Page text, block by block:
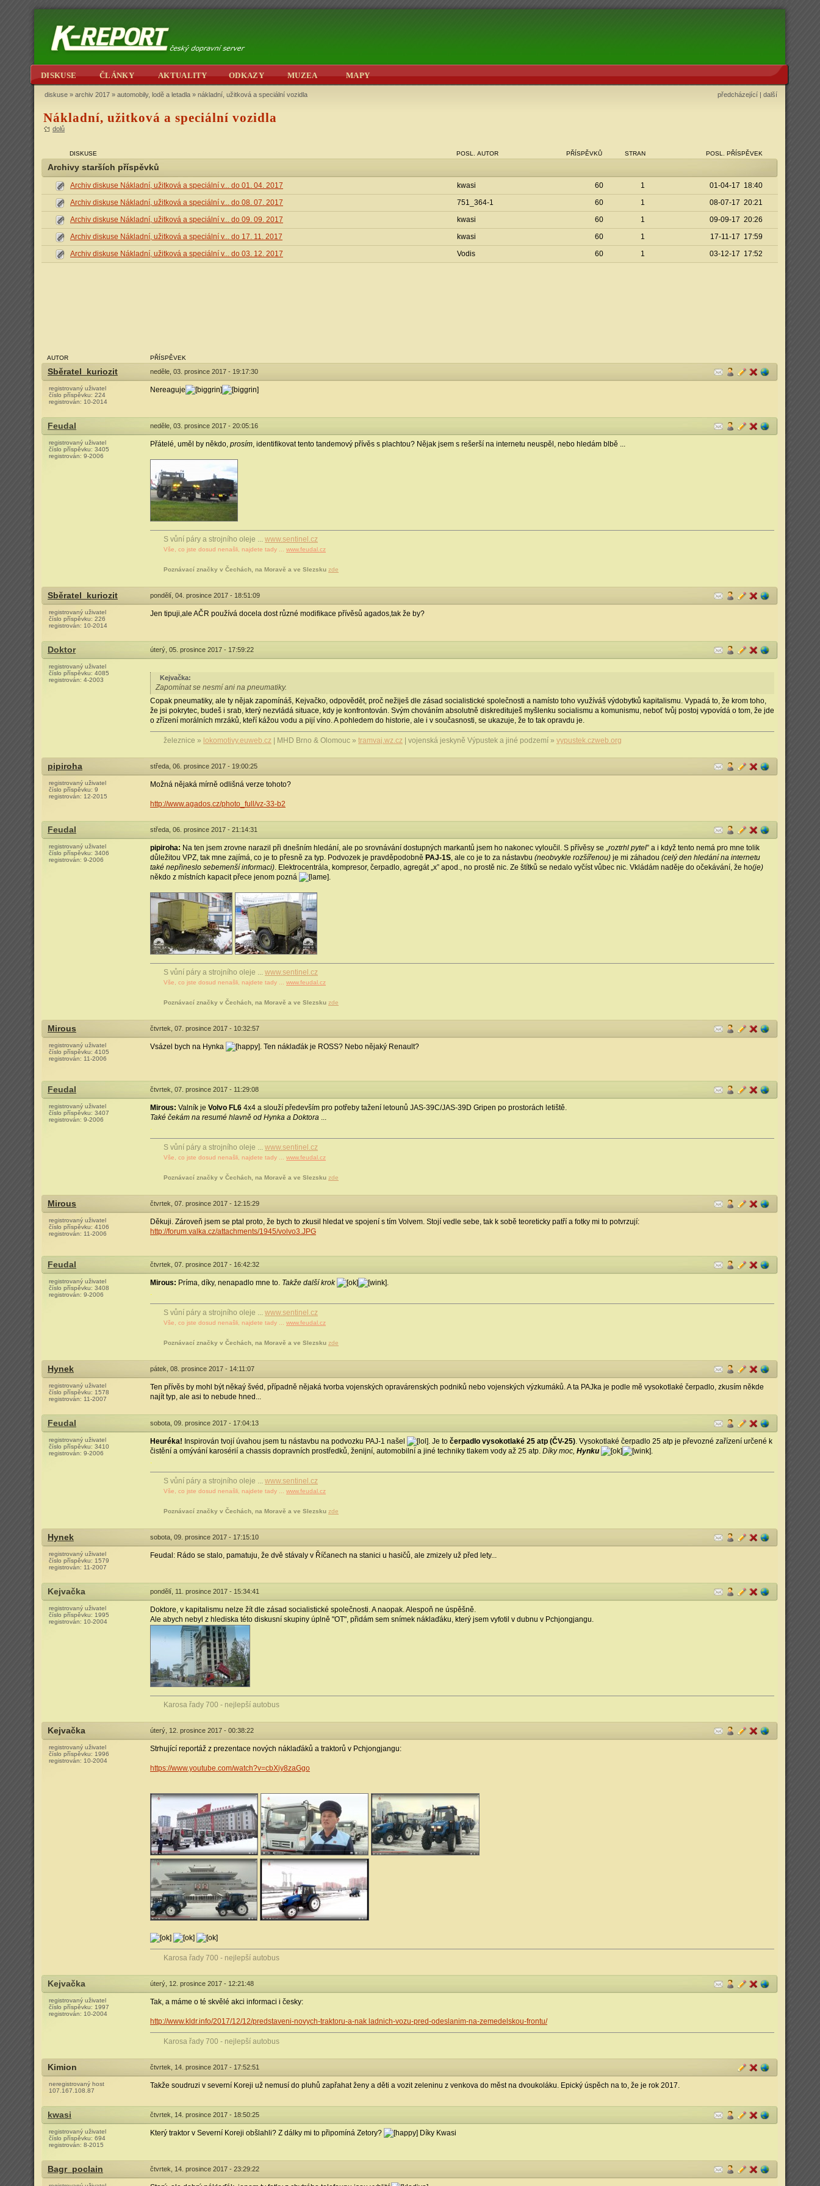
DISKUSE ČLÁNKY AKTUALITY ODKAZY MUZEA MAPY
diskuse » archiv 2017 » automobily, lodě a letadla » nákladní, užitková a speciální vozidla předcházející | další
Nákladní, užitková a speciální vozidla
dolů
DISKUSE POSL. AUTOR PŘÍSPĚVKŮ STRAN POSL. PŘÍSPĚVEK
Archivy starších příspěvků
Archiv diskuse Nákladní, užitková a speciální v... do 01. 04. 2017 kwasi 60 1
01-04-17 18:40
Archiv diskuse Nákladní, užitková a speciální v... do 08. 07. 2017
751_364-1 60 1
08-07-17 20:21
Archiv diskuse Nákladní, užitková a speciální v... do 09. 09. 2017
kwasi 60 1
09-09-17 20:26
Archiv diskuse Nákladní, užitková a speciální v... do 17. 11. 2017
kwasi 60 1
17-11-17 17:59
Archiv diskuse Nákladní, užitková a speciální v... do 03. 12. 2017
Vodis 60 1 03-12-17 17:52
AUTOR PŘÍSPĚVEK
Sběratel_kuriozit neděle, 03. prosince 2017 - 19:17:30
registrovaný uživatel
číslo příspěvku: 224
registrován: 10-2014
Nereaguje
Feudal neděle, 03. prosince 2017 - 20:05:16
registrovaný uživatel
číslo příspěvku: 3405
registrován: 9-2006
Přátelé, uměl by někdo, prosím, identifikovat tento tandemový přívěs s plachtou? Nějak jsem s rešerší na internetu neuspěl, nebo hledám blbě ...
S vůní páry a strojního oleje ... www.sentinel.cz
Vše, co jste dosud nenašli, najdete tady ... www.feudal.cz
Poznávací značky v Čechách, na Moravě a ve Slezsku zde
Sběratel_kuriozit pondělí, 04. prosince 2017 - 18:51:09
registrovaný uživatel
číslo příspěvku: 226
registrován: 10-2014
Jen tipuji,ale AČR používá docela dost různé modifikace přívěsů agados,tak že by?
Doktor úterý, 05. prosince 2017 - 17:59:22
registrovaný uživatel
číslo příspěvku: 4085
registrován: 4-2003 Kejvačka:
Zapomínat se nesmí ani na pneumatiky.
Copak pneumatiky, ale ty nějak zapomínáš, Kejvačko, odpovědět, proč nežiješ dle zásad socialistické společnosti a namísto toho využíváš výdobytků kapitalismu. Vypadá to, že krom toho,
že jsi pokrytec, budeš i srab, který nezvládá situace, kdy je konfrontován. Svým chováním absolutně diskredituješ myšlenku socialismu a komunismu, neboť tvůj postoj vypovídá o tom, že jde
o zřízení morálních mrzáků, kteří kážou vodu a pijí víno. A pohledem do historie, ale i v současnosti, se ukazuje, že to tak opravdu je.
železnice » lokomotivy.euweb.cz | MHD Brno & Olomouc » tramvaj.wz.cz | vojenská jeskyně Výpustek a jiné podzemí » vypustek.czweb.org
pipiroha středa, 06. prosince 2017 - 19:00:25
registrovaný uživatel
číslo příspěvku: 9
registrován: 12-2015
Možná nějaká mírně odlišná verze tohoto?
http://www.agados.cz/photo_full/vz-33-b2
Feudal středa, 06. prosince 2017 - 21:14:31
registrovaný uživatel
číslo příspěvku: 3406
registrován: 9-2006
pipiroha: Na ten jsem zrovne narazil při dnešním hledání, ale po srovnávání dostupných markantů jsem ho nakonec vyloučil. S přívěsy se „roztrhl pytel” a i když tento nemá pro mne tolik
důležitou VPZ, tak mne zajímá, co je to přesně za typ. Podvozek je pravděpodobně PAJ-1S, ale co je to za nástavbu (neobvykle rozšířenou) je mi záhadou (celý den hledání na internetu
také nepřineslo sebemenší informaci). Elektrocentrála, kompresor, čerpadlo, agregát „x” apod., no prostě nic. Ze štítků se nedalo vyčíst vůbec nic. Vkládám naděje do očekávání, že ho(je)
někdo z místních kapacit přece jenom pozná
.
S vůní páry a strojního oleje ... www.sentinel.cz
Vše, co jste dosud nenašli, najdete tady ... www.feudal.cz
Poznávací značky v Čechách, na Moravě a ve Slezsku zde
Mirous čtvrtek, 07. prosince 2017 - 10:32:57
registrovaný uživatel
číslo příspěvku: 4105
registrován: 11-2006
Vsázel bych na Hynka . Ten náklaďák je ROSS? Nebo nějaký Renault?
Feudal čtvrtek, 07. prosince 2017 - 11:29:08
registrovaný uživatel
číslo příspěvku: 3407
registrován: 9-2006
Mirous: Valník je Volvo FL6 4x4 a slouží především pro potřeby tažení letounů JAS-39C/JAS-39D Gripen po prostorách letiště.
Také čekám na resumé hlavně od Hynka a Doktora ...
.
S vůní páry a strojního oleje ... www.sentinel.cz
Vše, co jste dosud nenašli, najdete tady ... www.feudal.cz
Poznávací značky v Čechách, na Moravě a ve Slezsku zde
Mirous čtvrtek, 07. prosince 2017 - 12:15:29
registrovaný uživatel
číslo příspěvku: 4106
registrován: 11-2006
Děkuji. Zároveň jsem se ptal proto, že bych to zkusil hledat ve spojení s tím Volvem. Stojí vedle sebe, tak k sobě teoreticky patří a fotky mi to potvrzují:
http://forum.valka.cz/attachments/1945/volvo3.JPG
Feudal čtvrtek, 07. prosince 2017 - 16:42:32
registrovaný uživatel
číslo příspěvku: 3408
registrován: 9-2006
Mirous: Príma, díky, nenapadlo mne to. Takže další krok
.
.
S vůní páry a strojního oleje ... www.sentinel.cz
Vše, co jste dosud nenašli, najdete tady ... www.feudal.cz
Poznávací značky v Čechách, na Moravě a ve Slezsku zde
Hynek pátek, 08. prosince 2017 - 14:11:07
registrovaný uživatel
číslo příspěvku: 1578
registrován: 11-2007
Ten přívěs by mohl být někaý švéd, případně nějaká tvorba vojenských opravárenských podniků nebo vojenských výzkumáků. A ta PAJka je podle mě vysokotlaké čerpadlo, zkusím někde
najít typ, ale asi to nebude hned...
Feudal sobota, 09. prosince 2017 - 17:04:13
registrovaný uživatel
číslo příspěvku: 3410
registrován: 9-2006
Heuréka! Inspirován tvojí úvahou jsem tu nástavbu na podvozku PAJ-1 našel . Je to čerpadlo vysokotlaké 25 atp (ČV-25). Vysokotlaké čerpadlo 25 atp je převozné zařízení určené k
čistění a omývání karosérií a chassis dopravních prostředků, ženijní, automobilní a jiné techniky tlakem vody až 25 atp. Díky moc, Hynku
.
.
S vůní páry a strojního oleje ... www.sentinel.cz
Vše, co jste dosud nenašli, najdete tady ... www.feudal.cz
Poznávací značky v Čechách, na Moravě a ve Slezsku zde
Hynek sobota, 09. prosince 2017 - 17:15:10
registrovaný uživatel
číslo příspěvku: 1579
registrován: 11-2007
Feudal: Rádo se stalo, pamatuju, že dvě stávaly v Říčanech na stanici u hasičů, ale zmizely už před lety...
Kejvačka pondělí, 11. prosince 2017 - 15:34:41
registrovaný uživatel
číslo příspěvku: 1995
registrován: 10-2004
Doktore, v kapitalismu nelze žít dle zásad socialistické společnosti. A naopak. Alespoň ne úspěšně.
Ale abych nebyl z hlediska této diskusní skupiny úplně "OT", přidám sem snímek náklaďáku, který jsem vyfotil v dubnu v Pchjongjangu.
Karosa řady 700 - nejlepší autobus
Kejvačka úterý, 12. prosince 2017 - 00:38:22
registrovaný uživatel
číslo příspěvku: 1996
registrován: 10-2004
Strhující reportáž z prezentace nových náklaďáků a traktorů v Pchjongjangu:
https://www.youtube.com/watch?v=cbXiy8zaGgo
Karosa řady 700 - nejlepší autobus
Kejvačka úterý, 12. prosince 2017 - 12:21:48
registrovaný uživatel
číslo příspěvku: 1997
registrován: 10-2004
Tak, a máme o té skvělé akci informaci i česky:
http://www.kldr.info/2017/12/12/predstaveni-novych-traktoru-a-nak ladnich-vozu-pred-odeslanim-na-zemedelskou-frontu/
Karosa řady 700 - nejlepší autobus
Kimion čtvrtek, 14. prosince 2017 - 17:52:51
neregistrovaný host
107.167.108.87
Takže soudruzi v severní Koreji už nemusí do pluhů zapřahat ženy a děti a vozit zeleninu z venkova do měst na dvoukoláku. Epický úspěch na to, že je rok 2017.
kwasi čtvrtek, 14. prosince 2017 - 18:50:25
registrovaný uživatel
číslo příspěvku: 694
registrován: 8-2015
Který traktor v Severní Koreji obšlahli? Z dálky mi to připomíná Zetory? Díky Kwasi
Bagr_poclain čtvrtek, 14. prosince 2017 - 23:29:22